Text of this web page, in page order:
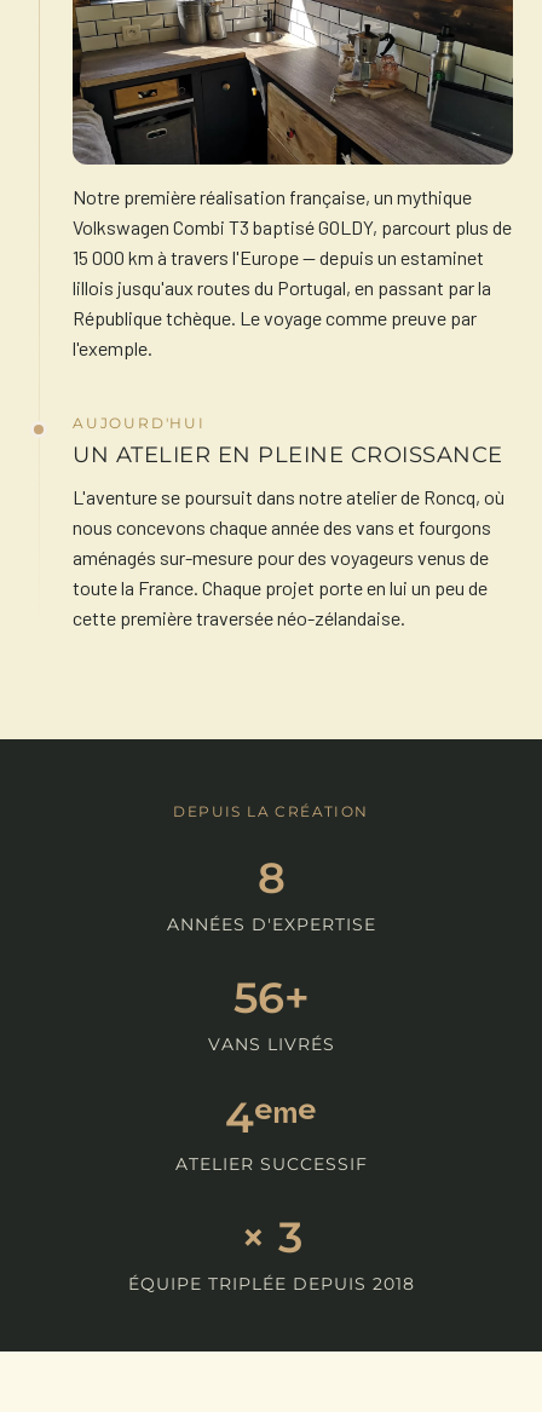
Notre première réalisation française, un mythique
Volkswagen Combi T3 baptisé GOLDY, parcourt plus de
15 000 km à travers l'Europe — depuis un estaminet
lillois jusqu'aux routes du Portugal, en passant par la
République tchèque. Le voyage comme preuve par
l'exemple.
AUJOURD'HUI
UN ATELIER EN PLEINE CROISSANCE
L'aventure se poursuit dans notre atelier de Roncq, où
nous concevons chaque année des vans et fourgons
aménagés sur-mesure pour des voyageurs venus de
toute la France. Chaque projet porte en lui un peu de
cette première traversée néo-zélandaise.
DEPUIS LA CRÉATION
8
ANNÉES D'EXPERTISE
56+
VANS LIVRÉS
4ᵉᵐᵉ
ATELIER SUCCESSIF
× 3
ÉQUIPE TRIPLÉE DEPUIS 2018